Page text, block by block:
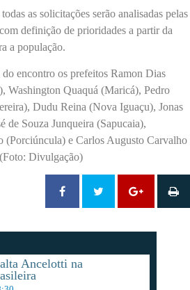
as solicitações serão analisadas pelas
definição de prioridades a partir da
a população.
encontro os prefeitos Ramon Dias
Washington Quaquá (Maricá), Pedro
Dudu Reina (Nova Iguaçu), Jonas
de Souza Junqueira (Sapucaia),
(Porciúncula) e Carlos Augusto Carvalho
Divulgação)
Ancelotti na